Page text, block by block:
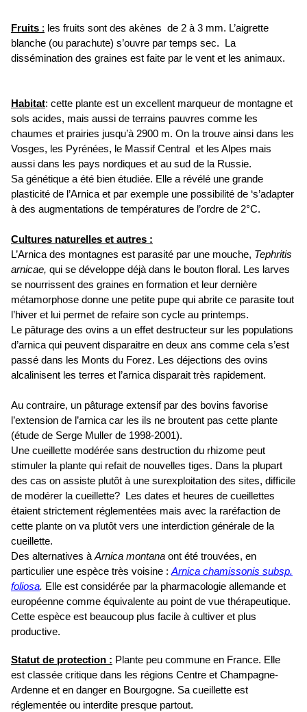
Fruits : les fruits sont des akènes de 2 à 3 mm. L’aigrette
blanche (ou parachute) s’ouvre par temps sec. La
dissémination des graines est faite par le vent et les animaux.
Habitat: cette plante est un excellent marqueur de montagne et
sols acides, mais aussi de terrains pauvres comme les
chaumes et prairies jusqu’à 2900 m. On la trouve ainsi dans les
Vosges, les Pyrénées, le Massif Central et les Alpes mais
aussi dans les pays nordiques et au sud de la Russie.
Sa génétique a été bien étudiée. Elle a révélé une grande
plasticité de l’Arnica et par exemple une possibilité de ‘s’adapter
à des augmentations de températures de l’ordre de 2°C.
Cultures naturelles et autres :
L’Arnica des montagnes est parasité par une mouche, Tephritis
arnicae, qui se développe déjà dans le bouton floral. Les larves
se nourrissent des graines en formation et leur dernière
métamorphose donne une petite pupe qui abrite ce parasite tout
l’hiver et lui permet de refaire son cycle au printemps.
Le pâturage des ovins a un effet destructeur sur les populations
d’arnica qui peuvent disparaitre en deux ans comme cela s’est
passé dans les Monts du Forez. Les déjections des ovins
alcalinisent les terres et l’arnica disparait très rapidement.
Au contraire, un pâturage extensif par des bovins favorise
l’extension de l’arnica car les ils ne broutent pas cette plante
(étude de Serge Muller de 1998-2001).
Une cueillette modérée sans destruction du rhizome peut
stimuler la plante qui refait de nouvelles tiges. Dans la plupart
des cas on assiste plutôt à une surexploitation des sites, difficile
de modérer la cueillette? Les dates et heures de cueillettes
étaient strictement réglementées mais avec la raréfaction de
cette plante on va plutôt vers une interdiction générale de la
cueillette.
Des alternatives à Arnica montana ont été trouvées, en
particulier une espèce très voisine : Arnica chamissonis subsp.
foliosa. Elle est considérée par la pharmacologie allemande et
européenne comme équivalente au point de vue thérapeutique.
Cette espèce est beaucoup plus facile à cultiver et plus
productive.
Statut de protection : Plante peu commune en France. Elle
est classée critique dans les régions Centre et Champagne-
Ardenne et en danger en Bourgogne. Sa cueillette est
réglementée ou interdite presque partout.